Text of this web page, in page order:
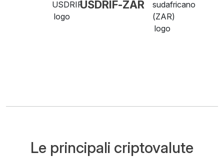
USDRIF-ZAR
Le principali criptovalute